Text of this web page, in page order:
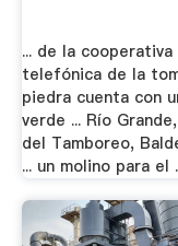
... de la cooperativa
telefónica de la
piedra cuenta con
verde ... Río
del Tamboreo,
... un molino para el